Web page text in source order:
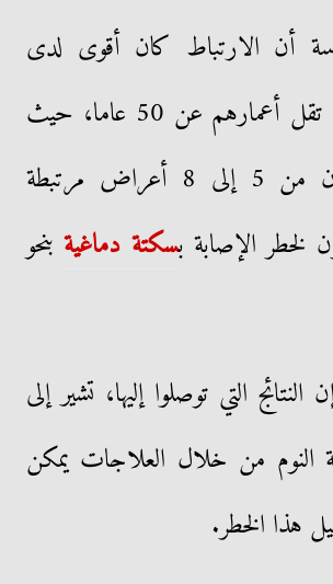
أن الارتباط كان أقوى لدى
المشاركين الذين تقل أعمارهم عن 50 عاما، حيث
كان من يعانون من 5 إلى 8 أعراض مرتبطة
لخطر الإصابة بسكتة دماغيةبنحو
التي توصلوا إليها، تشير إلى
النوم من خلال العلاجات يمكن
هذا الخطر.